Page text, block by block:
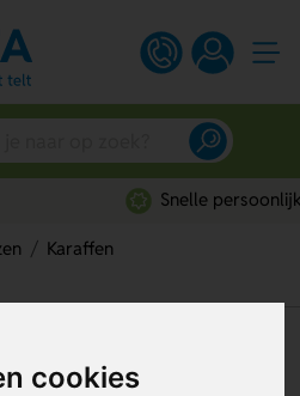
cookies
persoonlijke service
Karaffen
Kurk